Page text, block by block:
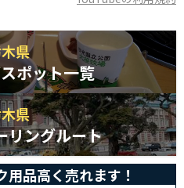
県
ポット一覧
県
リングルート
品高く売れます！